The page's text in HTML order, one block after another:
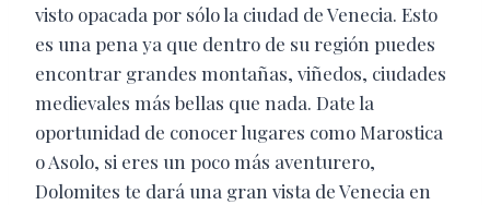
visto opacada por sólo la ciudad de Venecia. Esto
es una pena ya que dentro de su región puedes
encontrar grandes montañas, viñedos, ciudades
medievales más bellas que nada. Date la
oportunidad de conocer lugares como Marostica
o Asolo, si eres un poco más aventurero,
Dolomites te dará una gran vista de Venecia en